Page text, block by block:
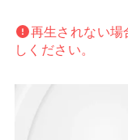
再生されない場
しください。